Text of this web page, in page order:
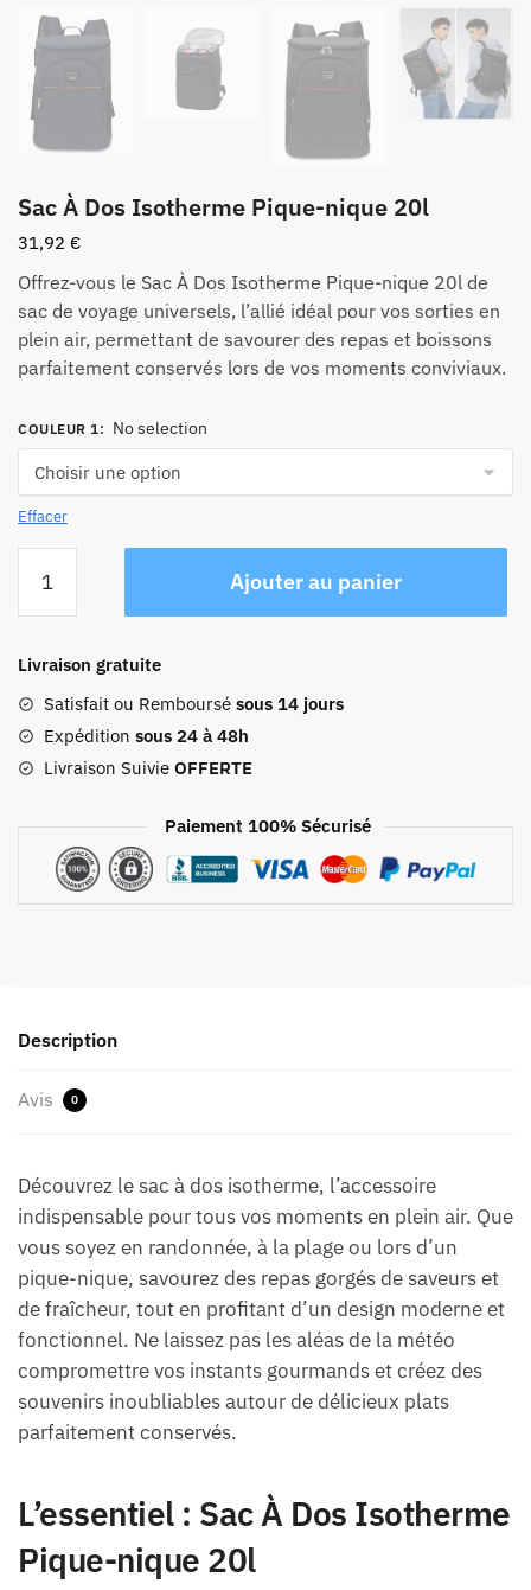
Sac À Dos Isotherme Pique-nique 20l
31,92 €
Offrez-vous le Sac À Dos Isotherme Pique-nique 20l de
sac de voyage universels, l’allié idéal pour vos sorties en
plein air, permettant de savourer des repas et boissons
parfaitement conservés lors de vos moments conviviaux.
COULEUR 1: No selection
Effacer
Sac
Dos
Isotherme
Pique-
nique
Ajouter au panier
Livraison gratuite
Satisfait ou Remboursé sous 14 jours
Expédition sous 24 à 48h
Livraison Suivie OFFERTE
Paiement 100% Sécurisé
Description
Avis 0
Découvrez le sac à dos isotherme, l’accessoire
indispensable pour tous vos moments en plein air. Que
vous soyez en randonnée, à la plage ou lors d’un
pique-nique, savourez des repas gorgés de saveurs et
de fraîcheur, tout en profitant d’un design moderne et
fonctionnel. Ne laissez pas les aléas de la météo
compromettre vos instants gourmands et créez des
souvenirs inoubliables autour de délicieux plats
parfaitement conservés.
L’essentiel : Sac À Dos Isotherme
Pique-nique 20l